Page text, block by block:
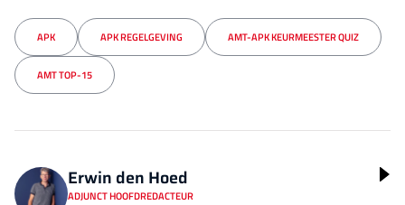
APK APK REGELGEVING AMT-APK KEURMEESTER QUIZ
AMT TOP-15
Erwin den Hoed
ADJUNCT HOOFDREDACTEUR